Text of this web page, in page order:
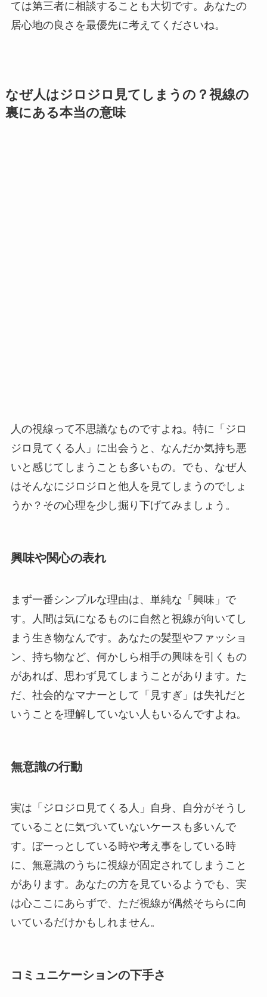
ては第三者に相談することも大切です。あなたの
居心地の良さを最優先に考えてくださいね。
なぜ人はジロジロ見てしまうの？視線の
裏にある本当の意味
人の視線って不思議なものですよね。特に「ジロ
ジロ見てくる人」に出会うと、なんだか気持ち悪
いと感じてしまうことも多いもの。でも、なぜ人
はそんなにジロジロと他人を見てしまうのでしょ
うか？その心理を少し掘り下げてみましょう。
興味や関心の表れ
まず一番シンプルな理由は、単純な「興味」で
す。人間は気になるものに自然と視線が向いてし
まう生き物なんです。あなたの髪型やファッショ
ン、持ち物など、何かしら相手の興味を引くもの
があれば、思わず見てしまうことがあります。た
だ、社会的なマナーとして「見すぎ」は失礼だと
いうことを理解していない人もいるんですよね。
無意識の行動
実は「ジロジロ見てくる人」自身、自分がそうし
ていることに気づいていないケースも多いんで
す。ぼーっとしている時や考え事をしている時
に、無意識のうちに視線が固定されてしまうこと
があります。あなたの方を見ているようでも、実
は心ここにあらずで、ただ視線が偶然そちらに向
いているだけかもしれません。
コミュニケーションの下手さ